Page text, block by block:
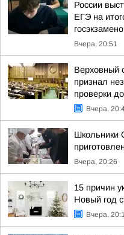
России
ЕГЭ на
Вчера, 20:51
Верховный
признал
проверки
Вчера,
Школьники
Вчера, 20:26
15 причин
Новый год
Вчера,